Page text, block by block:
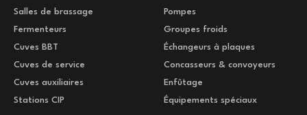
Salles de brassage
Fermenteurs
Cuves BBT
Cuves de service
Cuves auxiliaires
Stations CIP
Pompes
Groupes froids
Échangeurs à plaques
Concasseurs & convoyeurs
Enfûtage
Équipements spéciaux